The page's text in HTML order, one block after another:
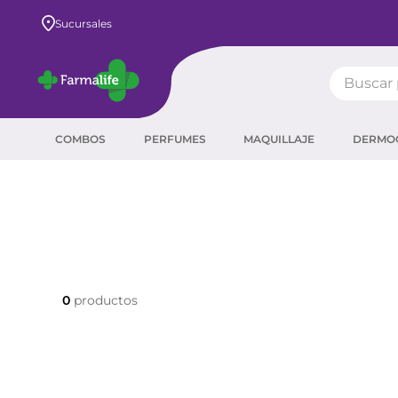
Sucursales
COMBOS PERFUMES MAQUILLAJE
0